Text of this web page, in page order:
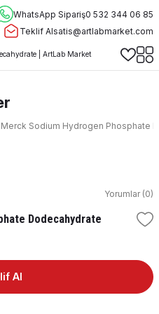
WhatsApp Sipariş0 532 344 06 85
Teklif Alsatis@artlabmarket.com
Merck Sodium Hydrogen Phosphate
Yorumlar (0)
Dodecahydrate
Al